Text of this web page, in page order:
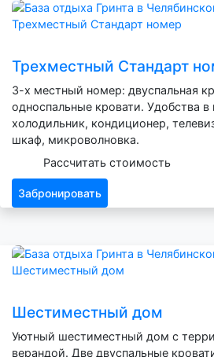
Трехместный Стандарт
3-х местный номер: двуспальная
односпальные кровати. Удобства
холодильник, кондиционер,
шкаф, микроволновка.
Рассчитать стоимость
Забронировать
Шестиместный дом
Уютный шестиместный дом с
верандой. Две двуспальные